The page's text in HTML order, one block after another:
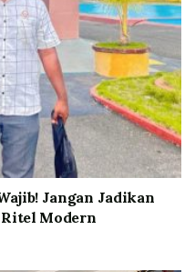
Jangan Jadikan
Ritel Modern